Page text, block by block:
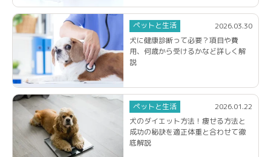
ペットと生活
2026.03.30
犬に健康診断って必要？項目や費
用、何歳から受けるかなど詳しく解
説
ペットと生活
2026.01.22
犬のダイエット方法！痩せる方法と
成功の秘訣を適正体重と合わせて徹
底解説